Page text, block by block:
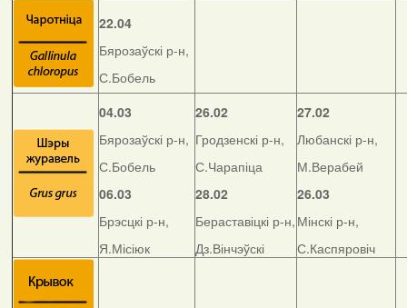
22.04
Бярозаўскі р-н,
С.Бобель
04.03
Бярозаўскі р-н,
С.Бобель
06.03
Брэсцкі р-н,
Я.Місіюк
26.02
Гродзенскі р-н,
С.Чарапіца
28.02
Бераставіцкі р-н,
Дз.Вінчэўскі
27.02
Любанскі р-н,
М.Верабей
26.03
Мінскі р-н,
С.Каспяровіч